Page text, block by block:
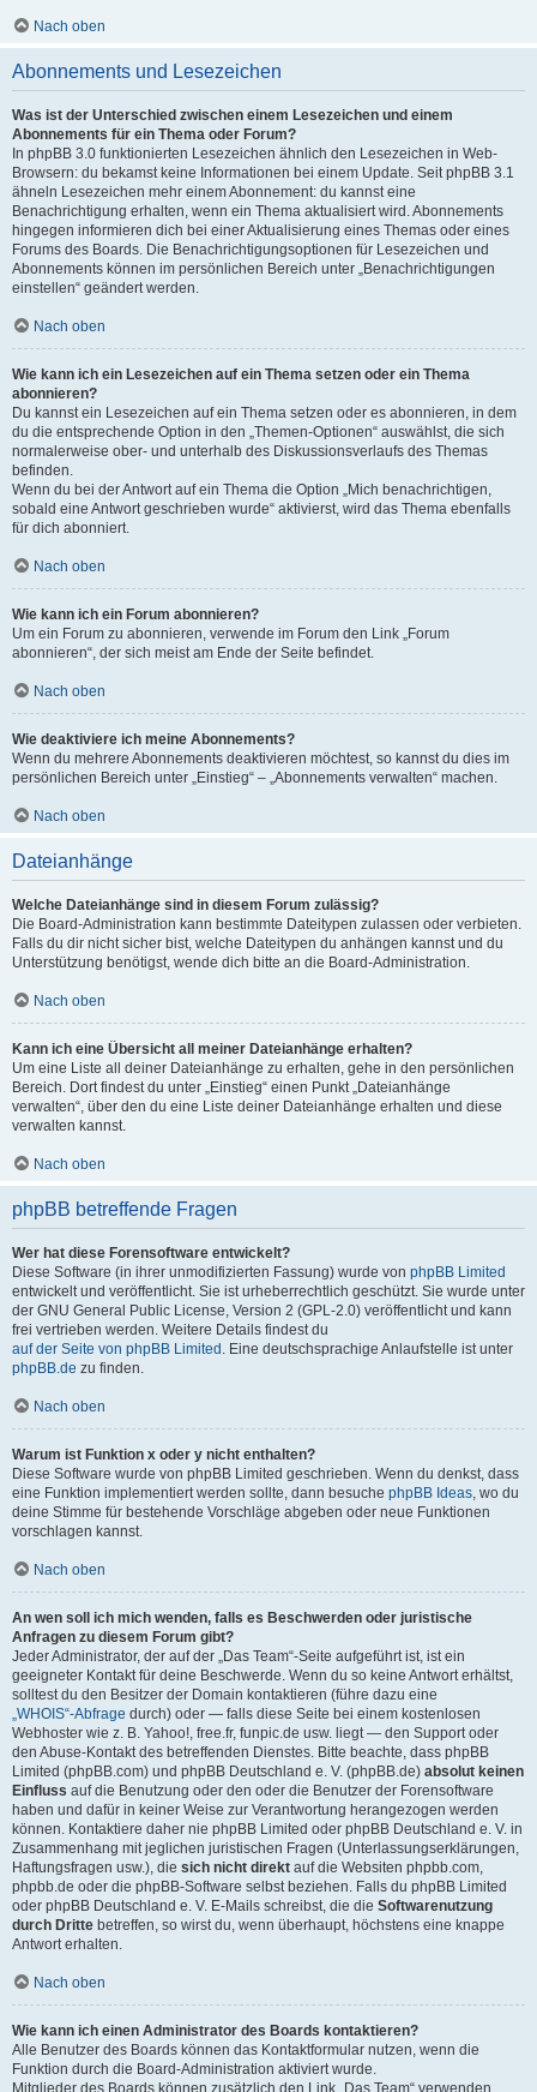
Nach oben
Abonnements und Lesezeichen
Was ist der Unterschied zwischen einem Lesezeichen und einem
Abonnements für ein Thema oder Forum?
In phpBB 3.0 funktionierten Lesezeichen ähnlich den Lesezeichen in Web-
Browsern: du bekamst keine Informationen bei einem Update. Seit phpBB 3.1
ähneln Lesezeichen mehr einem Abonnement: du kannst eine
Benachrichtigung erhalten, wenn ein Thema aktualisiert wird. Abonnements
hingegen informieren dich bei einer Aktualisierung eines Themas oder eines
Forums des Boards. Die Benachrichtigungsoptionen für Lesezeichen und
Abonnements können im persönlichen Bereich unter „Benachrichtigungen
einstellen“ geändert werden.
Nach oben
Wie kann ich ein Lesezeichen auf ein Thema setzen oder ein Thema
abonnieren?
Du kannst ein Lesezeichen auf ein Thema setzen oder es abonnieren, in dem
du die entsprechende Option in den „Themen-Optionen“ auswählst, die sich
normalerweise ober- und unterhalb des Diskussionsverlaufs des Themas
befinden.
Wenn du bei der Antwort auf ein Thema die Option „Mich benachrichtigen,
sobald eine Antwort geschrieben wurde“ aktivierst, wird das Thema ebenfalls
für dich abonniert.
Nach oben
Wie kann ich ein Forum abonnieren?
Um ein Forum zu abonnieren, verwende im Forum den Link „Forum
abonnieren“, der sich meist am Ende der Seite befindet.
Nach oben
Wie deaktiviere ich meine Abonnements?
Wenn du mehrere Abonnements deaktivieren möchtest, so kannst du dies im
persönlichen Bereich unter „Einstieg“ – „Abonnements verwalten“ machen.
Nach oben
Dateianhänge
Welche Dateianhänge sind in diesem Forum zulässig?
Die Board-Administration kann bestimmte Dateitypen zulassen oder verbieten.
Falls du dir nicht sicher bist, welche Dateitypen du anhängen kannst und du
Unterstützung benötigst, wende dich bitte an die Board-Administration.
Nach oben
Kann ich eine Übersicht all meiner Dateianhänge erhalten?
Um eine Liste all deiner Dateianhänge zu erhalten, gehe in den persönlichen
Bereich. Dort findest du unter „Einstieg“ einen Punkt „Dateianhänge
verwalten“, über den du eine Liste deiner Dateianhänge erhalten und diese
verwalten kannst.
Nach oben
phpBB betreffende Fragen
Wer hat diese Forensoftware entwickelt?
Diese Software (in ihrer unmodifizierten Fassung) wurde von phpBB Limited
entwickelt und veröffentlicht. Sie ist urheberrechtlich geschützt. Sie wurde unter
der GNU General Public License, Version 2 (GPL-2.0) veröffentlicht und kann
frei vertrieben werden. Weitere Details findest du
auf der Seite von phpBB Limited . Eine deutschsprachige Anlaufstelle ist unter
phpBB.de zu finden.
Nach oben
Warum ist Funktion x oder y nicht enthalten?
Diese Software wurde von phpBB Limited geschrieben. Wenn du denkst, dass
eine Funktion implementiert werden sollte, dann besuche phpBB Ideas, wo du
deine Stimme für bestehende Vorschläge abgeben oder neue Funktionen
vorschlagen kannst.
Nach oben
An wen soll ich mich wenden, falls es Beschwerden oder juristische
Anfragen zu diesem Forum gibt?
Jeder Administrator, der auf der „Das Team“-Seite aufgeführt ist, ist ein
geeigneter Kontakt für deine Beschwerde. Wenn du so keine Antwort erhältst,
solltest du den Besitzer der Domain kontaktieren (führe dazu eine
„WHOIS“-Abfrage durch) oder — falls diese Seite bei einem kostenlosen
Webhoster wie z. B. Yahoo!, free.fr, funpic.de usw. liegt — den Support oder
den Abuse-Kontakt des betreffenden Dienstes. Bitte beachte, dass phpBB
Limited (phpBB.com) und phpBB Deutschland e. V. (phpBB.de) absolut keinen
Einfluss auf die Benutzung oder den oder die Benutzer der Forensoftware
haben und dafür in keiner Weise zur Verantwortung herangezogen werden
können. Kontaktiere daher nie phpBB Limited oder phpBB Deutschland e. V. in
Zusammenhang mit jeglichen juristischen Fragen (Unterlassungserklärungen,
Haftungsfragen usw.), die sich nicht direkt auf die Websiten phpbb.com,
phpbb.de oder die phpBB-Software selbst beziehen. Falls du phpBB Limited
oder phpBB Deutschland e. V. E-Mails schreibst, die die Softwarenutzung
durch Dritte betreffen, so wirst du, wenn überhaupt, höchstens eine knappe
Antwort erhalten.
Nach oben
Wie kann ich einen Administrator des Boards kontaktieren?
Alle Benutzer des Boards können das Kontaktformular nutzen, wenn die
Funktion durch die Board-Administration aktiviert wurde.
Mitglieder des Boards können zusätzlich den Link „Das Team“ verwenden.